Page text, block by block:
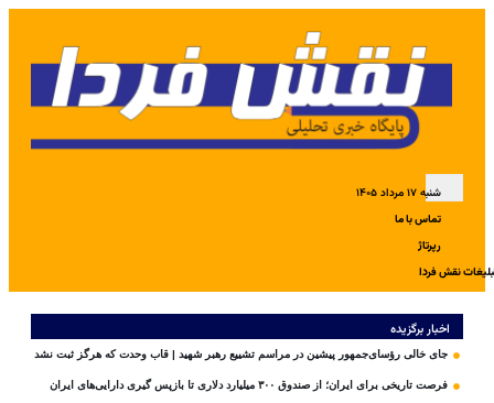
شنبه ۱۷ مرداد ۱۴۰۵
تماس با ما
رپرتاژ
نقش فردا
اخبار برگزیده
جای خالی رؤسای‌جمهور پیشین در مراسم تشییع رهبر شهید | قاب وحدت که هرگز ثبت نشد
فرصت تاریخی برای ایران؛ از صندوق ۳۰۰ میلیارد دلاری تا بازپس گیری دارایی‌های ایران